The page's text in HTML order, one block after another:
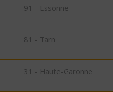
91 - Essonne
81 - Tarn
31 - Haute-Garonne